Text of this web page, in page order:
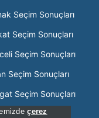
çerez
Seçim Sonuçları
Seçim Sonuçları
Seçim Sonuçları
Seçim Sonuçları
Seçim Sonuçları